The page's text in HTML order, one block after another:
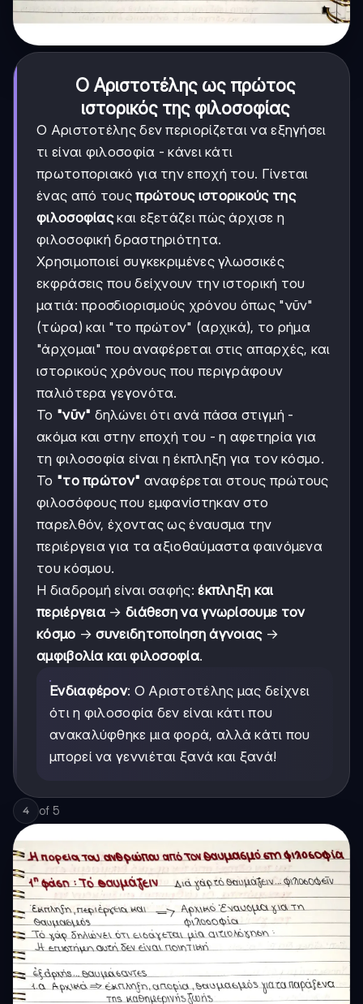
Ο Αριστοτέλης ως πρώτος
ιστορικός της φιλοσοφίας
Ο Αριστοτέλης δεν περιορίζεται να εξηγήσει
τι είναι φιλοσοφία - κάνει κάτι
πρωτοποριακό για την εποχή του. Γίνεται
ένας από τουςπρώτους ιστορικούς της
φιλοσοφίαςκαι εξετάζει πώς άρχισε η
φιλοσοφική δραστηριότητα.
Χρησιμοποιεί συγκεκριμένες γλωσσικές
εκφράσεις που δείχνουν την ιστορική του
ματιά: προσδιορισμούς χρόνου όπως "νῦν"
(τώρα) και "το πρώτον" (αρχικά), το ρήμα
"άρχομαι" που αναφέρεται στις απαρχές, και
ιστορικούς χρόνους που περιγράφουν
παλιότερα γεγονότα.
Το "νῦν" δηλώνει ότι ανά πάσα στιγμή -
ακόμα και στην εποχή του - η αφετηρία για
τη φιλοσοφία είναι η έκπληξη για τον κόσμο.
Το "το πρώτον" αναφέρεται στους πρώτους
φιλοσόφους που εμφανίστηκαν στο
παρελθόν, έχοντας ως έναυσμα την
περιέργεια για τα αξιοθαύμαστα φαινόμενα
του κόσμου.
Η διαδρομή είναι σαφής:έκπληξη και
περιέργεια → διάθεση να γνωρίσουμε τον
κόσμο →συνειδητοποίηση άγνοιας→
αμφιβολία και φιλοσοφία.
Ενδιαφέρον: Ο Αριστοτέλης μας δείχνει
ότι η φιλοσοφία δεν είναι κάτι που
ανακαλύφθηκε μια φορά, αλλά κάτι που
μπορεί να γεννιέται ξανά και ξανά!
4 of 5